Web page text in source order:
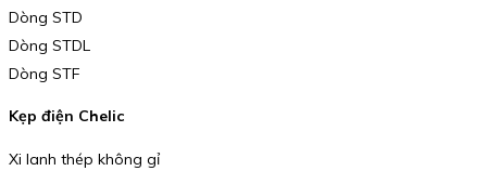
Dòng STD
Dòng STDL
Dòng STF
Kẹp điện Chelic
Xi lanh thép không gỉ